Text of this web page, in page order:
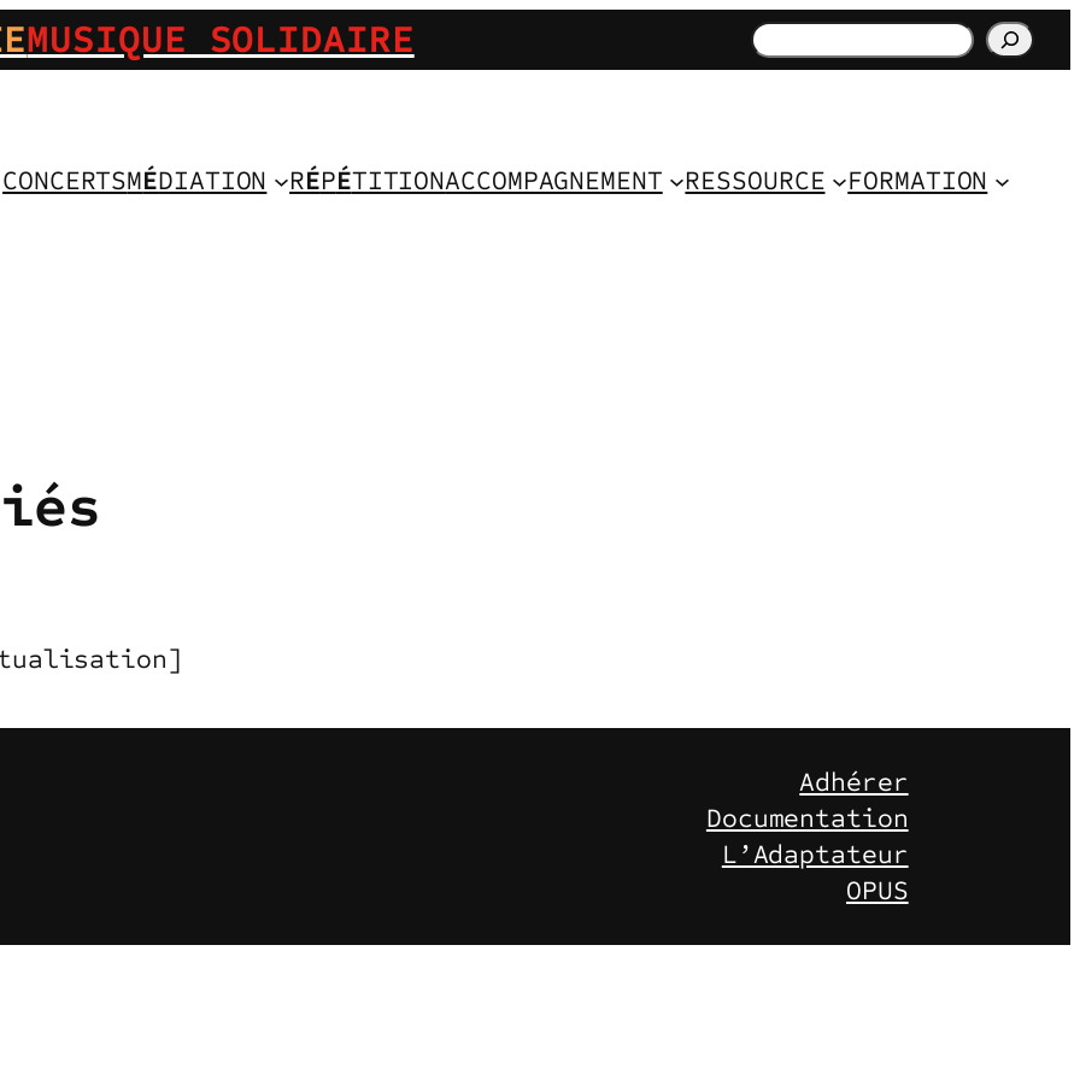
MUSIQUE SOLIDAIRE Rechercher
CONCERTSMÉDIATION RÉPÉTITIONACCOMPAGNEMENT RESSOURCE FORMATION
Adhérer
Documentation
L’Adaptateur
OPUS